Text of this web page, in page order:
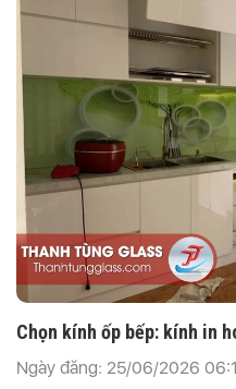
Chọn kính ốp bếp: kính in
Ngày đăng: 25/06/2026